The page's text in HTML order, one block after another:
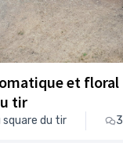
et floral
tir
square du tir 3